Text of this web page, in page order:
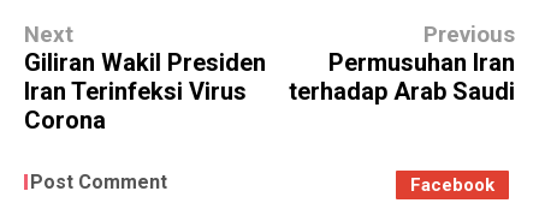
Next
Giliran Wakil Presiden
Iran Terinfeksi Virus
Corona
Previous
Permusuhan Iran
terhadap Arab Saudi
Post Comment Facebook